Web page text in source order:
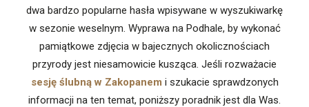
dwa bardzo popularne hasła wpisywane w wyszukiwarkę
w sezonie weselnym. Wyprawa na Podhale, by wykonać
pamiątkowe zdjęcia w bajecznych okolicznościach
przyrody jest niesamowicie kusząca. Jeśli rozważacie
sesję ślubną w Zakopanem i szukacie sprawdzonych
informacji na ten temat, poniższy poradnik jest dla Was.